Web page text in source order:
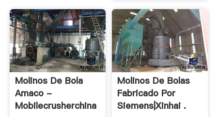
Molinos De Bola
Amaco -
Mobilecrusherchina
Molinos De Bolas
Fabricado Por
Siemens|Xinhai .